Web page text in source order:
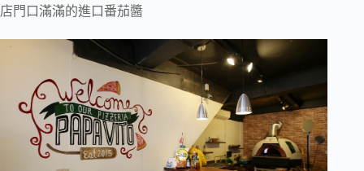
店門口滿滿的進口番茄醬